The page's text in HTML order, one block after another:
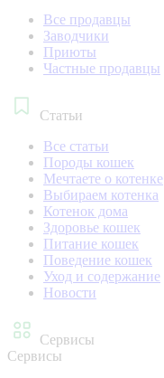
Все продавцы
Заводчики
Приюты
Частные продавцы
Статьи
Все статьи
Породы кошек
Мечтаете о котенке
Выбираем котенка
Котенок дома
Здоровье кошек
Питание кошек
Поведение кошек
Уход и содержание
Новости
Сервисы
Сервисы